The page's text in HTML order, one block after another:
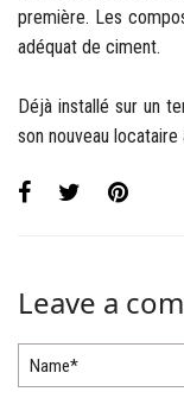
première. Les
adéquat de ciment.
Déjà installé sur un
son nouveau
Leave a
Name*